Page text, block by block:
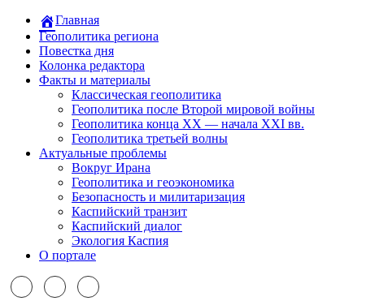
Главная
Геополитика региона
Повестка дня
Колонка редактора
Факты и материалы
Классическая геополитика
Геополитика после Второй мировой войны
Геополитика конца XX — начала XXI вв.
Геополитика третьей волны
Актуальные проблемы
Вокруг Ирана
Геополитика и геоэкономика
Безопасность и милитаризация
Каспийский транзит
Каспийский диалог
Экология Каспия
О портале